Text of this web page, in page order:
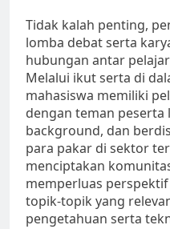
Tidak kalah penting,
lomba debat serta
hubungan antar
Melalui ikut serta di
mahasiswa memiliki
dengan teman peserta
background, dan
para pakar di sektor
menciptakan
memperluas
topik-topik yang
pengetahuan serta